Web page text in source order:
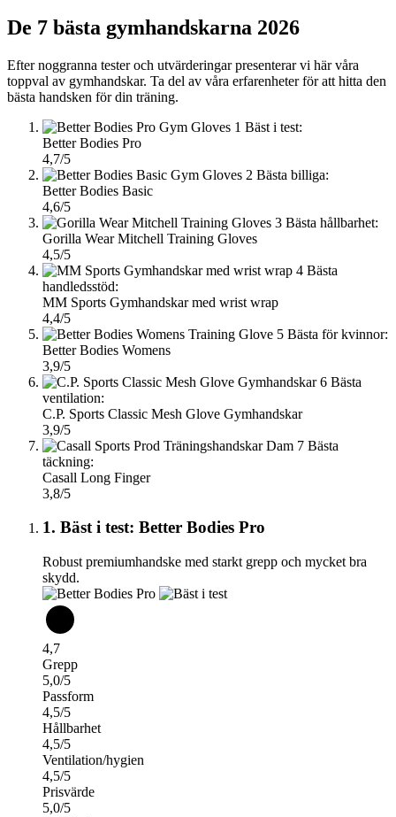
De 7 bästa gymhandskarna 2026
Efter noggranna tester och utvärderingar presenterar vi här våra
toppval av gymhandskar. Ta del av våra erfarenheter för att hitta den
bästa handsken för din träning.
1 Bäst i test:
Better Bodies Pro
4,7/5
2 Bästa billiga:
Better Bodies Basic
4,6/5
3 Bästa hållbarhet:
Gorilla Wear Mitchell Training Gloves
4,5/5
4 Bästa
handledsstöd:
MM Sports Gymhandskar med wrist wrap
4,4/5
5 Bästa för kvinnor:
Better Bodies Womens
3,9/5
6 Bästa
ventilation:
C.P. Sports Classic Mesh Glove Gymhandskar
3,9/5
7 Bästa
täckning:
Casall Long Finger
3,8/5
1. Bäst i test: Better Bodies Pro
Robust premiumhandske med starkt grepp och mycket bra
skydd.
4,7
Grepp
5,0/5
Passform
4,5/5
Hållbarhet
4,5/5
Ventilation/hygien
4,5/5
Prisvärde
5,0/5